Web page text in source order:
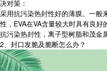
决对策：
采用抗污染热封性好的薄膜。一般
性，EVA在VA含量较大时具有良
抗污染热封性，离子型树脂和茂金
2、封口发脆及脆断怎么办？